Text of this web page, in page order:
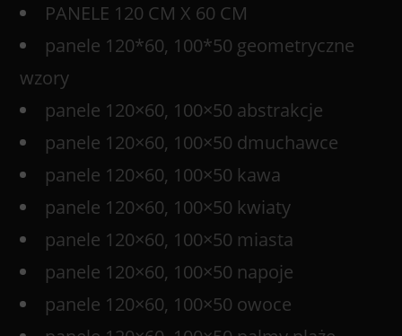
PANELE 120 CM X 60 CM
panele 120*60, 100*50 geometryczne
wzory
panele 120×60, 100×50 abstrakcje
panele 120×60, 100×50 dmuchawce
panele 120×60, 100×50 kawa
panele 120×60, 100×50 kwiaty
panele 120×60, 100×50 miasta
panele 120×60, 100×50 napoje
panele 120×60, 100×50 owoce